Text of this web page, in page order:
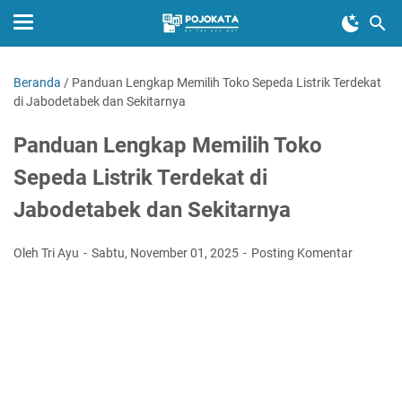
Beranda / Panduan Lengkap Memilih Toko Sepeda Listrik Terdekat
di Jabodetabek dan Sekitarnya
Panduan Lengkap Memilih Toko
Sepeda Listrik Terdekat di
Jabodetabek dan Sekitarnya
Oleh Tri Ayu Sabtu, November 01, 2025 Posting Komentar